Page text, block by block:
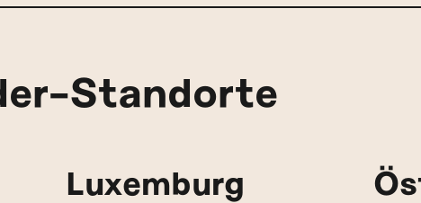
Standorte
Luxemburg